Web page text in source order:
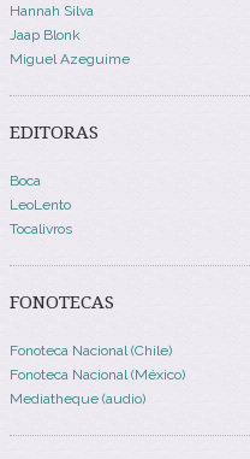
Hannah Silva
Jaap Blonk
Miguel Azeguime
EDITORAS
Boca
LeoLento
Tocalivros
FONOTECAS
Fonoteca Nacional (Chile)
Fonoteca Nacional (México)
Mediatheque (audio)